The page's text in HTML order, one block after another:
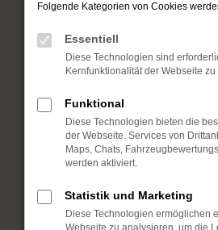
Manche Erweiterungen, wie
können das Laden
verhindern. Funktioniert die
anderen Browser oder in
Starte dein Gerät neu.
Das kann manchmal helfen,
Probleme zu beheben.
Stelle sicher, dass dein
Betriebssystem auf dem
Veraltete Software birgt
Folgende Kategorien von Cookies
Essentiell
Diese Technologien sind
Kernfunktionalität der Webseite
Funktional
Diese Technologien bieten die
der Webseite. Services von
Maps, Chats,
werden aktiviert.
Statistik und Marketing
Diese Technologien ermöglichen
Webseite zu analysieren, um die